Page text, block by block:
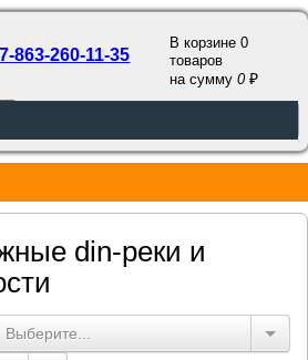
863-260-11-35
В корзине 0
товаров
на сумму0
din-реки и
Выберите...